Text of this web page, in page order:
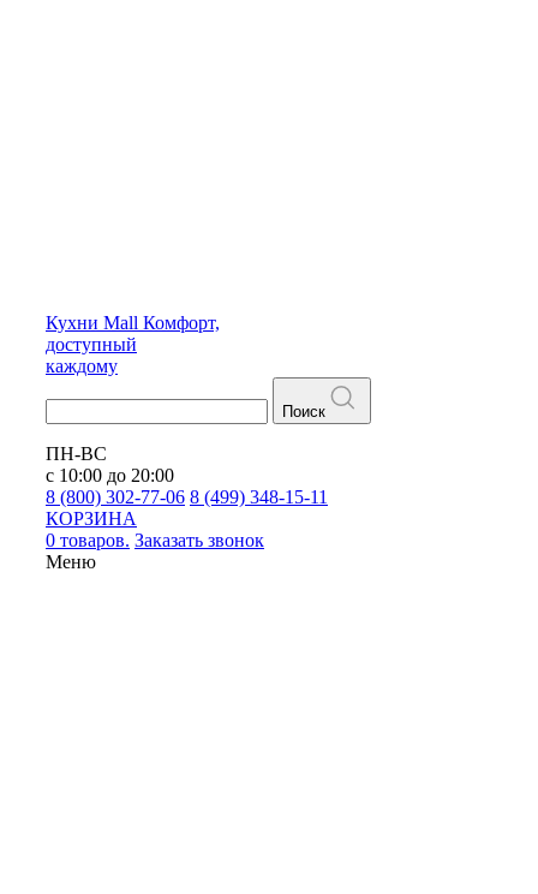
Кухни Mall Комфорт,
доступный
каждому
Поиск
ПН-ВС
с 10:00 до 20:00
8 (800) 302-77-06 8 (499) 348-15-11
КОРЗИНА
0 товаров. Заказать звонок
Меню